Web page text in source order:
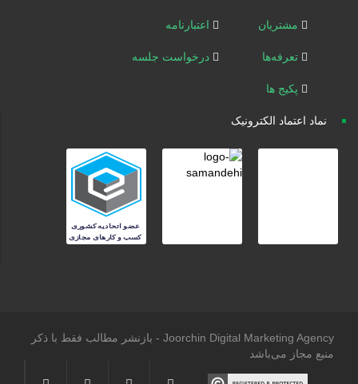
مشتریان
تعرفه‌ها
پکیج ها
اعتبارنامه
درخواست جلسه
نماد اعتماد الکترونیک
Joorchin Digital Marketing Agency - بازنشر مطالب فقط با ذکر
منبع مجاز می‌باشد